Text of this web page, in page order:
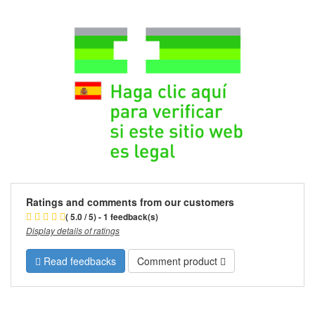
Ratings and comments from our customers
( 5.0 / 5) - 1 feedback(s)
Display details of ratings
Read feedbacks Comment product